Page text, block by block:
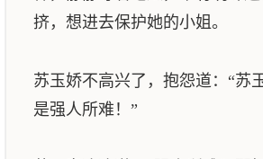
挤，想进去保护她的小姐。
苏玉娇不高兴了，抱怨道：“苏
是强人所难！”